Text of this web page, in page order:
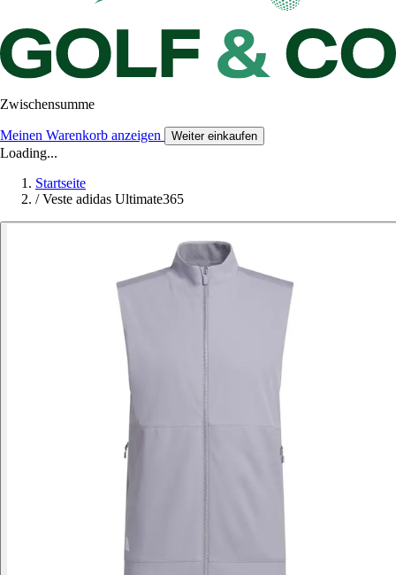
Zwischensumme
Meinen Warenkorb anzeigen Weiter einkaufen
Loading...
Startseite
/ Veste adidas Ultimate365